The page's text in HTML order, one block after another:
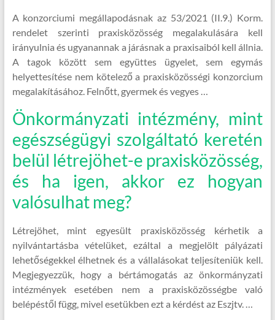
A konzorciumi megállapodásnak az 53/2021 (II.9.) Korm.
rendelet szerinti praxisközösség megalakulására kell
irányulnia és ugyanannak a járásnak a praxisaiból kell állnia.
A tagok között sem együttes ügyelet, sem egymás
helyettesítése nem kötelező a praxisközösségi konzorcium
megalakításához. Felnőtt, gyermek és vegyes …
Önkormányzati intézmény, mint
egészségügyi szolgáltató keretén
belül létrejöhet-e praxisközösség,
és ha igen, akkor ez hogyan
valósulhat meg?
Létrejöhet, mint egyesült praxisközösség kérhetik a
nyilvántartásba vételüket, ezáltal a megjelölt pályázati
lehetőségekkel élhetnek és a vállalásokat teljesíteniük kell.
Megjegyezzük, hogy a bértámogatás az önkormányzati
intézmények esetében nem a praxisközösségbe való
belépéstől függ, mivel esetükben ezt a kérdést az Eszjtv. …